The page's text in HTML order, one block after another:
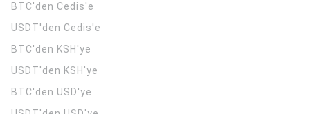
BTC'den Cedis'e
USDT'den Cedis'e
BTC'den KSH'ye
USDT'den KSH'ye
BTC'den USD'ye